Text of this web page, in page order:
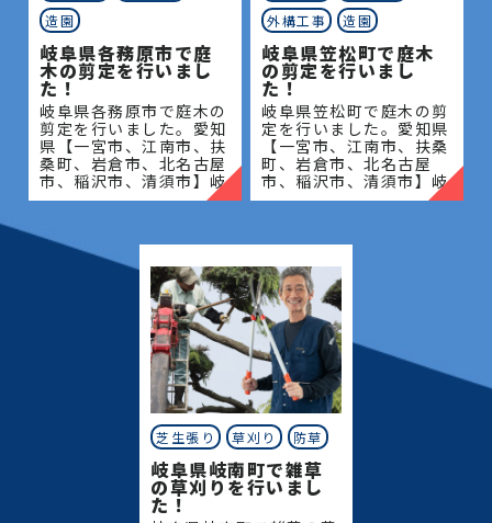
造園
岐阜県各務原市で庭
木の剪定を行いまし
た！
岐阜県各務原市で庭木の
剪定を行いました。愛知
県【一宮市、江南市、扶
桑町、岩倉市、北名古屋
市、稲沢市、清須市】岐
阜県【岐阜市、各務原
島市】地域密着で伐採・
抜根・剪定・草刈りなど
外構工事
造園
岐阜県笠松町で庭木
の剪定を行いまし
た！
岐阜県笠松町で庭木の剪
定を行いました。愛知県
【一宮市、江南市、扶桑
町、岩倉市、北名古屋
市、稲沢市、清須市】岐
阜県【岐阜市、各務原
抜根・剪定・草刈りなど
のお庭
芝生張り 草刈り 防草
岐阜県岐南町で雑草
の草刈りを行いまし
た！